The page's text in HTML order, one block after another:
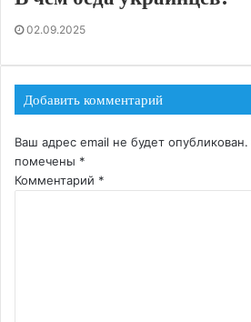
02.09.2025
Добавить комментарий
Ваш адрес email не будет опубликован.
помечены *
Комментарий *